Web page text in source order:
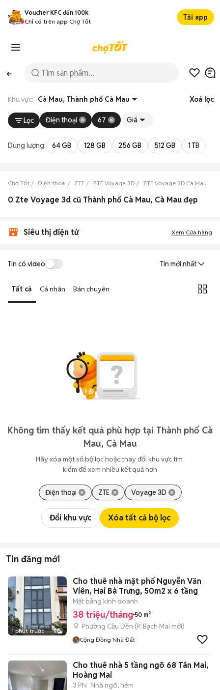
Voucher KFC đến 100k
Chỉ có trên app Chợ Tốt
Tải app
Khu vực: Cà Mau, Thành phố Cà Mau Xoá lọc
Lọc Điện thoại 67 Giá
Dung lượng: 64 GB 128 GB 256 GB 512 GB 1 TB
Chợ Tốt Điện thoại ZTE ZTE Voyage 3D ZTE Voyage 3D Cà Mau
0 Zte Voyage 3d cũ Thành phố Cà Mau, Cà Mau đẹp
Siêu thị điện tử Xem Cửa hàng
Tin có video Tin mới nhất
Tất cả Cá nhân Bán chuyên
Không tìm thấy kết quả phù hợp tại Thành phố Cà
Mau, Cà Mau
Hãy xóa một số bộ lọc hoặc thay đổi khu vực tìm
kiếm để xem nhiều kết quả hơn
Điện thoại ZTE Voyage 3D
Đổi khu vực Xóa tất cả bộ lọc
Tin đăng mới
1 phút trước 5
Cho thuê nhà mặt phố Nguyễn Văn
Viên, Hai Bà Trưng, 50m2 x 6 tầng
Mặt bằng kinh doanh
38 triệu/tháng 50 m²
Phường Cầu Dền (P. Bạch Mai mới)
Cộng Đồng Nhà Đất
Cho thuê nhà 5 tầng ngõ 68 Tân Mai,
Hoàng Mai
3 PN Nhà ngõ, hẻm